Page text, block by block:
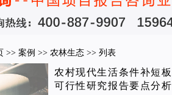
>> 案例 >> 农林生态 >> 列表
农村现代生活条件补短
可行性研究报告要点分析